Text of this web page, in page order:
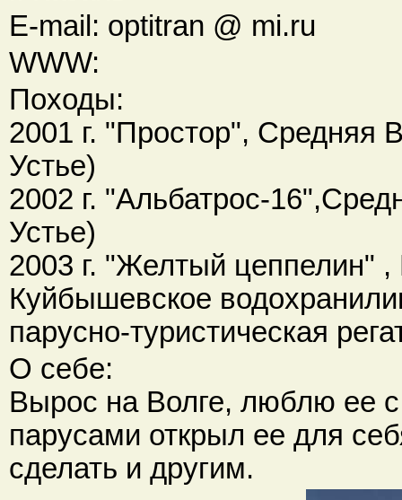
E-mail: optitran @ mi.ru
WWW:
Походы:
2001 г. "Простор", Средняя
Устье)
2002 г. "Альбатрос-
Устье)
2003 г. "Желтый цеппелин"
Куйбышевское
парусно-туристическая
О себе:
Вырос на Волге, люблю ее с
парусами открыл ее для
сделать и другим.